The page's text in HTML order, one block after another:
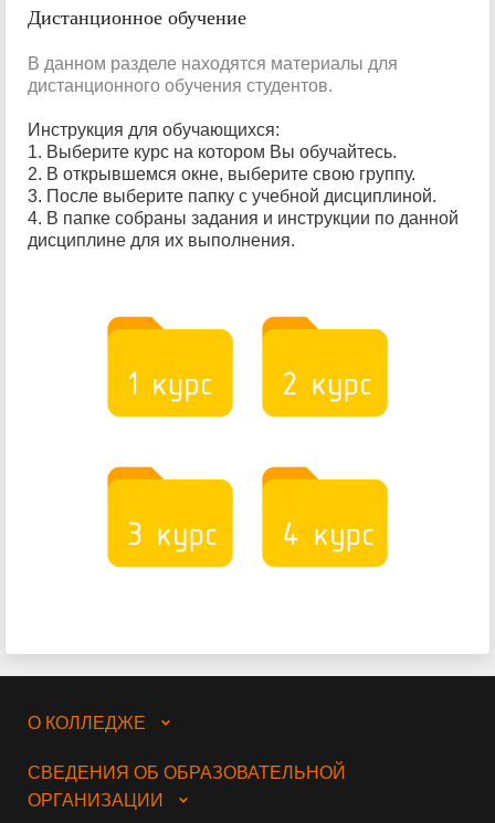
Дистанционное обучение
В данном разделе находятся материалы для
дистанционного обучения студентов.
Инструкция для обучающихся:
1. Выберите курс на котором Вы обучайтесь.
2. В открывшемся окне, выберите свою группу.
3. После выберите папку с учебной дисциплиной.
4. В папке собраны задания и инструкции по данной
дисциплине для их выполнения.
О КОЛЛЕДЖЕ
СВЕДЕНИЯ ОБ ОБРАЗОВАТЕЛЬНОЙ
ОРГАНИЗАЦИИ